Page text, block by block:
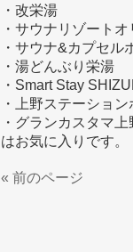
・改栄湯
・サウナリゾート
・サウナ&カプセル
・湯どんぶり栄湯
・Smart Stay
・上野ステーショ
・グランカスタマ上
はお気に入りです。
« 前のページ